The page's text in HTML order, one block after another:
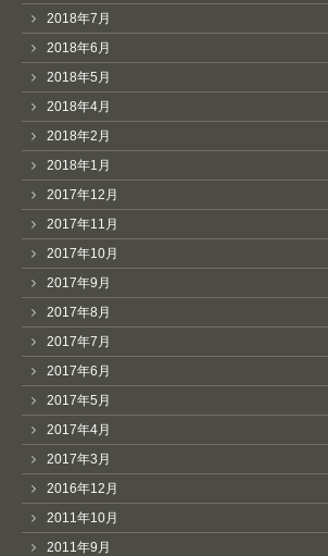
2018年7月
2018年6月
2018年5月
2018年4月
2018年2月
2018年1月
2017年12月
2017年11月
2017年10月
2017年9月
2017年8月
2017年7月
2017年6月
2017年5月
2017年4月
2017年3月
2016年12月
2011年10月
2011年9月